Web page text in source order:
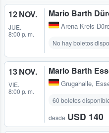
12 NOV.
JUE.
8:00 p. m.
Mario Barth
Arena Kreis
No hay boletos
13 NOV.
VIE.
8:00 p. m.
Mario Barth
Grugahalle,
60 boletos
desde USD 140